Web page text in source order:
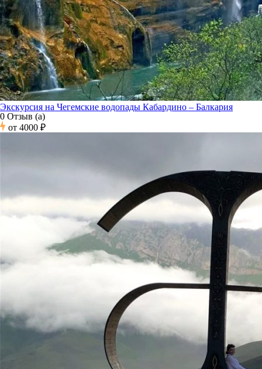
Экскурсия на Чегемские водопады Кабардино – Балкария
0 Отзыв (а)
от 4000 ₽